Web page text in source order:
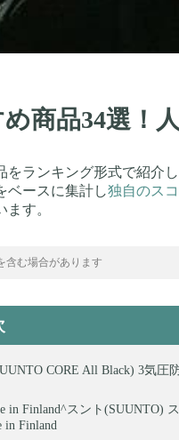
商品34選！
ランキング形式で紹介
ベースに集計し独自のス
ます。
含む場合があります
CORE All Black) 3気圧
in Finland^スント(SUUNTO)
in Finland